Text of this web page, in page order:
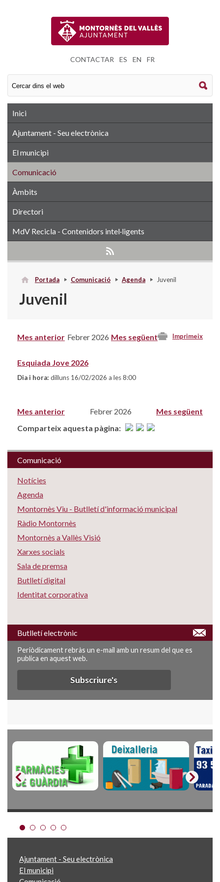
CONTACTAR ES EN FR
Inici
Ajuntament - Seu electrònica
El municipi
Comunicació
Àmbits
Directori
MdV Recicla - Contenidors intel·ligents
Portada Comunicació Agenda Juvenil
Juvenil
Imprimeix
Mes anterior Mes següent
Febrer 2026
Esquiada Jove 2026
Dia i hora: dilluns 16/02/2026 a les 8:00
Mes anterior Mes següent
Febrer 2026
Comparteix aquesta pàgina:
Comunicació
Notícies
Agenda
Montornès Viu - Butlletí d'informació municipal
Ràdio Montornès
Montornès a Vallès Visió
Xarxes socials
Sala de premsa
Butlletí digital
Identitat corporativa
Butlletí electrònic
Periòdicament rebràs un e-mail amb un resum del que es
publica en aquest web.
Subscriure's
Ajuntament - Seu electrònica
El municipi